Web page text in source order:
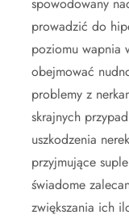
prowadzić do
poziomu wapnia
obejmować
problemy z
skrajnych
uszkodzenia
przyjmujące
świadome
zwiększania ich